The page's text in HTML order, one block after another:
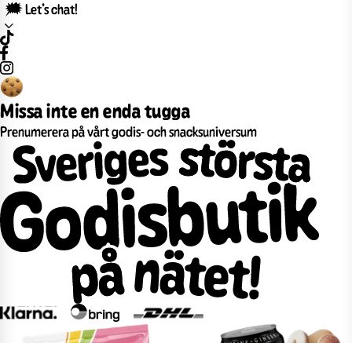
🗯️ Let’s chat!
Missa inte en enda tugga
Prenumerera på vårt godis- och snacksuniversum